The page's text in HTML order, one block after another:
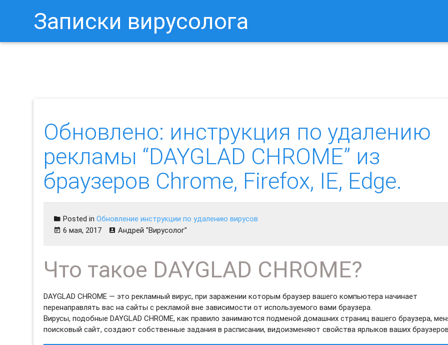
Записки вирусолога
Обновлено: инструкция по удалению
рекламы “DAYGLAD CHROME” из
браузеров Chrome, Firefox, IE, Edge.
Posted inОбновление инструкции по удалению вирусов
6 мая, 2017
Андрей "Вирусолог"
Что такое DAYGLAD CHROME?
DAYGLAD CHROME — это рекламный вирус, при заражении которым браузер вашего компьютера начинает
перенаправлять вас на сайты с рекламой вне зависимости от используемого вами браузера.
Вирусы, подобные DAYGLAD CHROME, как правило занимаются подменой домашних страниц вашего браузера,
поисковый сайт, создают собственные задания в расписании, видоизменяют свойства ярлыков ваших